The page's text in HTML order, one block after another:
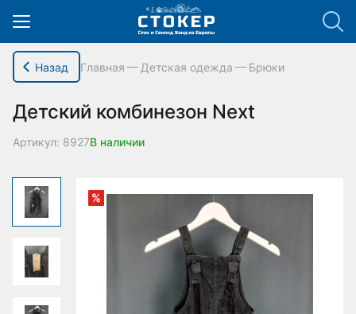
hello_elementor_body_open();
Назад Главная Детская одежда Брюки
Детский комбинезон Next
Артикул: 8927В наличии
%